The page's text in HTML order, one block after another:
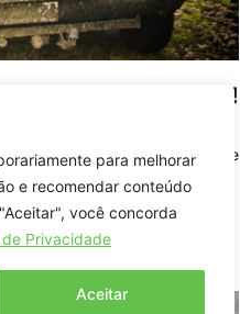
para melhorar
e recomendar conteúdo
você concorda
Privacidade
Aceitar
Descubra agora!
proibindo o tráfego de
sujas Você é daqueles que
más condições,